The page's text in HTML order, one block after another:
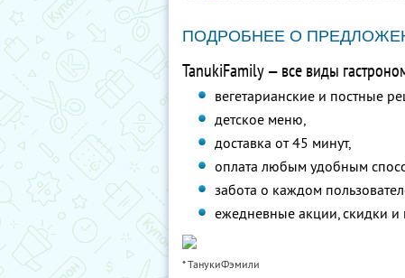
ПОДРОБНЕЕ О
TanukiFamily — все виды
вегетарианские и постные
детское меню,
доставка от 45 минут,
оплата любым удобным
забота о каждом
ежедневные акции, скидки и
* ТанукиФэмили